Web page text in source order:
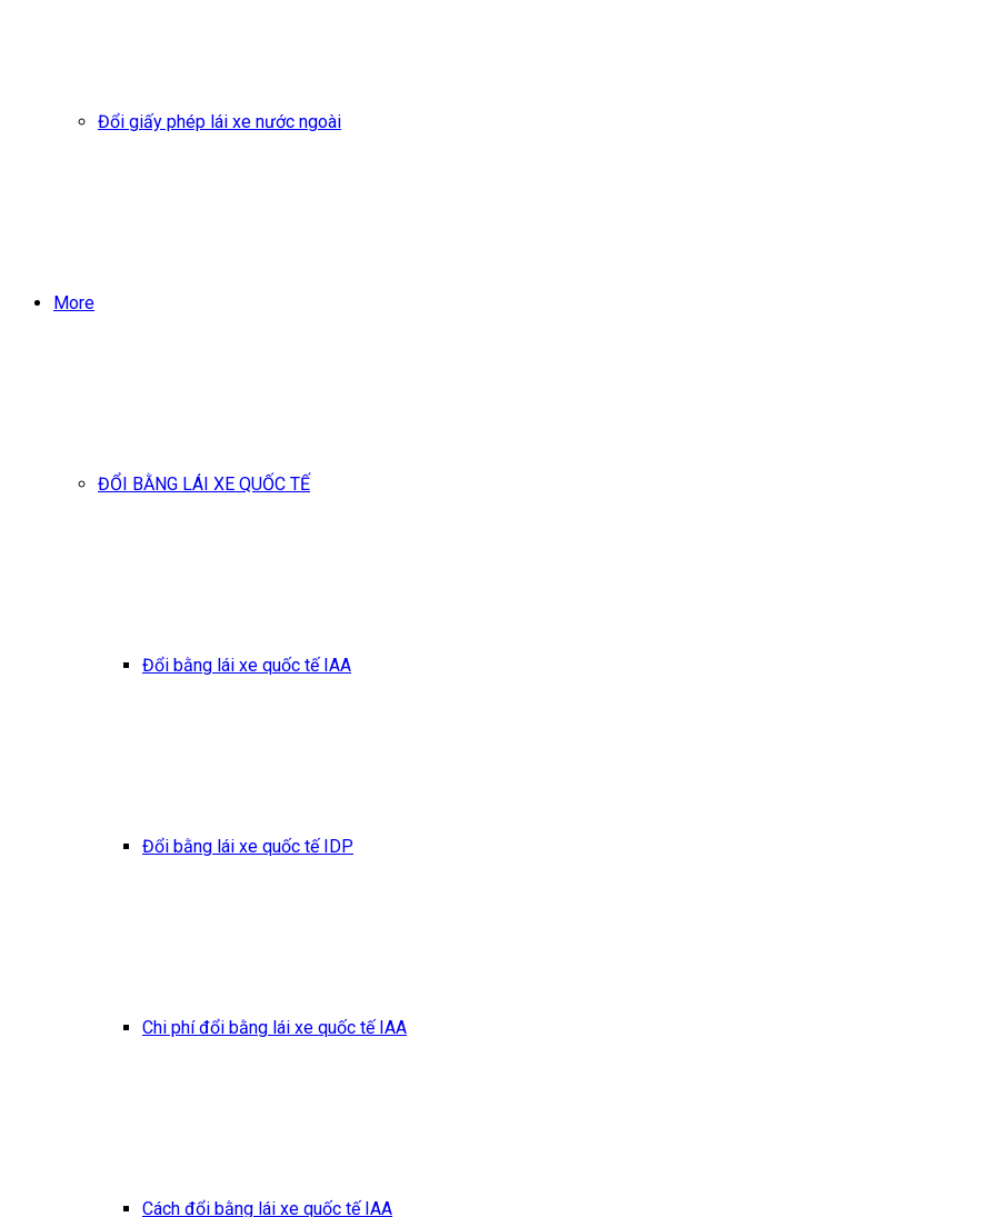
Đổi giấy phép lái xe nước ngoài
More
ĐỔI BẰNG LÁI XE QUỐC TẾ
Đổi bằng lái xe quốc tế IAA
Đổi bằng lái xe quốc tế IDP
Chi phí đổi bằng lái xe quốc tế IAA
Cách đổi bằng lái xe quốc tế IAA